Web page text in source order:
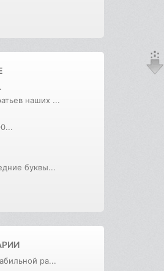
наших ...
буквы...
ра...